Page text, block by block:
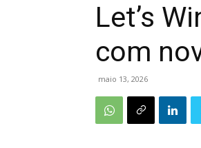
Let’s
com
maio 13, 2026